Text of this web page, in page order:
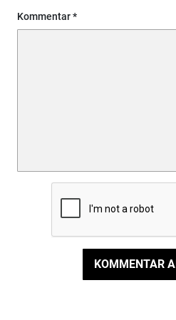
Kommentar
KOMMENTAR